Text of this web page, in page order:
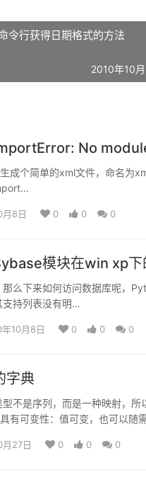
令行获得日期格式的方法
2010年10
No
成个简单的xml文件，命名
月8日 0 0 0
模块在win xp下
那么下来如何访问数据库呢，
持列表没有明…
10月8日 0 0 0
字典
不是序列，而是一种映射，
有可变性：值可变，也可以随
月27日 0 0 0